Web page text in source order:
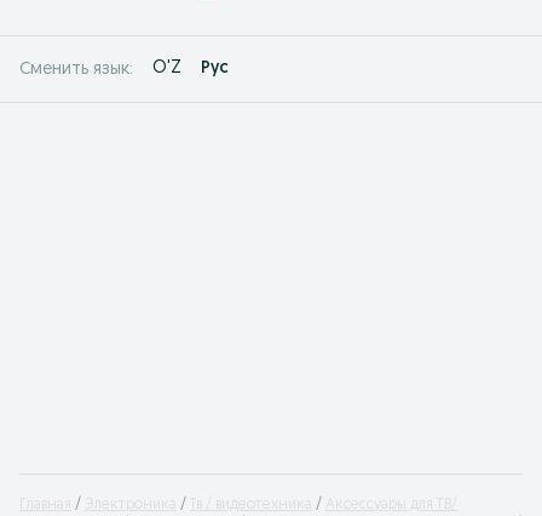
Сменить язык: O'Z Рус
Главная Электроника Тв / видеотехника Аксессуары для ТВ/